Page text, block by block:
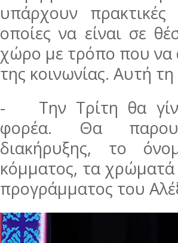
υπάρχουν πρακτικές
οποίες να είναι σε
χώρο με τρόπο που να
της κοινωνίας. Αυτή
-
Την Τρίτη θα
φορέα. Θα
διακήρυξης, το
κόμματος, τα χρώματά
προγράμματος του